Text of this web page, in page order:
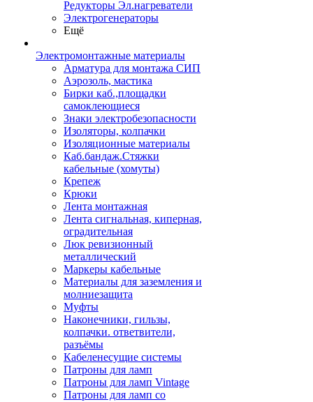
Редукторы Эл.нагреватели
Электрогенераторы
Ещё
Электромонтажные материалы
Арматура для монтажа СИП
Аэрозоль, мастика
Бирки каб.,площадки
самоклеющиеся
Знаки электробезопасности
Изоляторы, колпачки
Изоляционные материалы
Каб.бандаж.Стяжки
кабельные (хомуты)
Крепеж
Крюки
Лента монтажная
Лента сигнальная, киперная,
оградительная
Люк ревизионный
металлический
Маркеры кабельные
Материалы для заземления и
молниезащита
Муфты
Наконечники, гильзы,
колпачки. ответвители,
разъёмы
Кабеленесущие системы
Патроны для ламп
Патроны для ламп Vintage
Патроны для ламп со